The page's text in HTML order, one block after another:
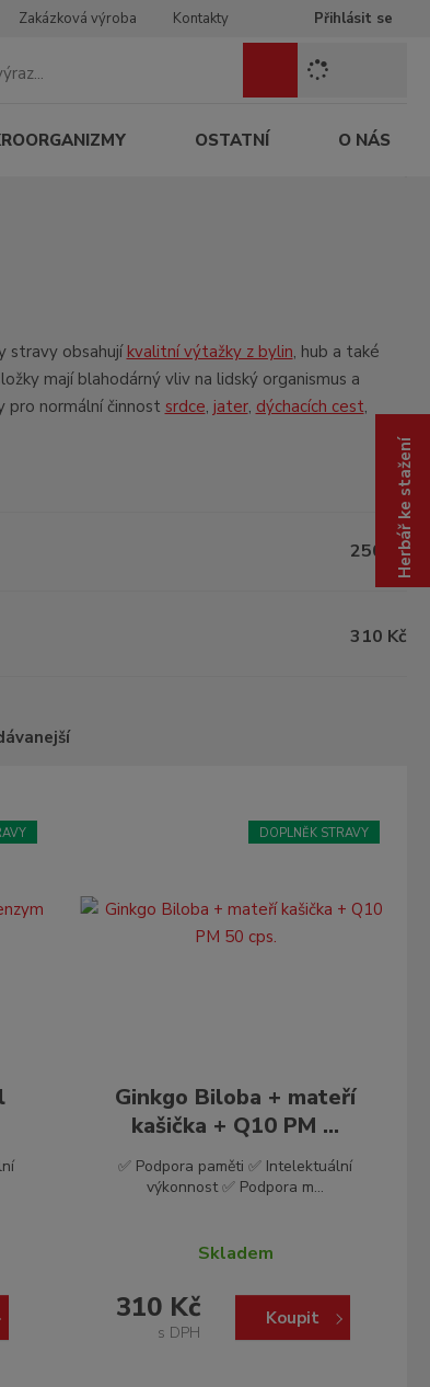
Zakázková výroba Kontakty Přihlásit se
e
n
ý
ý
OSTATNÍ O NÁS
stravy obsahují kvalitní výtažky z bylin, hub a také
mají blahodárný vliv na lidský organismus a
pro normální činnost srdce, jater, dýchacích cest,
250 Kč
310 Kč
DOPLNĚK STRAVY
Ginkgo Biloba + mateří
kašička + Q10 PM ...
✅ Podpora paměti ✅ Intelektuální
výkonnost ✅ Podpora m...
Skladem
310 Kč
s DPH
Koupit
Herbář ke stažení